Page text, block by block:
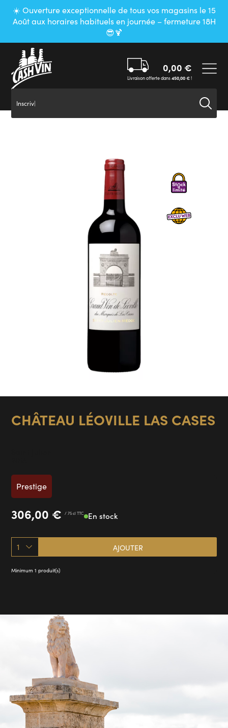
☀️ Ouverture exceptionnelle de tous vos magasins le 15
Août aux horaires habituels en journée – fermeture 18H
😎🍹
Inscrivez
0,00 €
Livraison offerte dans450,00€!
CHÂTEAU LÉOVILLE LAS CASES
306,00 € / 75 cl TTC En stock
1 AJOUTER
Minimum 1 produit(s)
Prestige
Panneau de gestion des cookies